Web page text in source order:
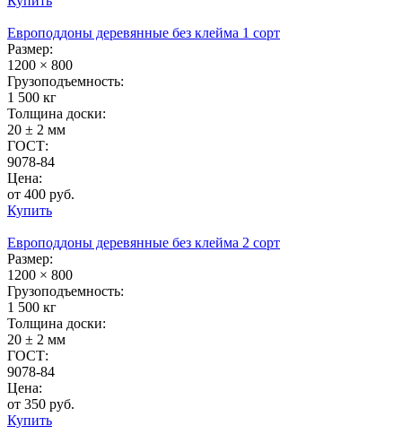
Европоддоны деревянные без клейма 1 сорт
Размер:
1200 × 800
Грузоподъемность:
1 500 кг
Толщина доски:
20 ± 2 мм
ГОСТ:
9078-84
Цена:
от 400 руб.
Купить
Европоддоны деревянные без клейма 2 сорт
Размер:
1200 × 800
Грузоподъемность:
1 500 кг
Толщина доски:
20 ± 2 мм
ГОСТ:
9078-84
Цена:
от 350 руб.
Купить